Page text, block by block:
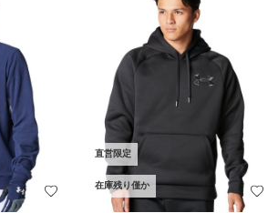
直営限定
在庫残り僅か